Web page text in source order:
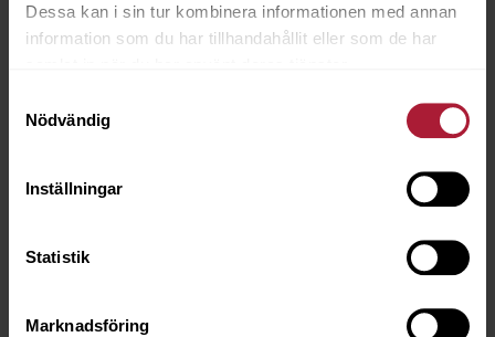
Dessa kan i sin tur kombinera informationen med annan
information som du har tillhandahållit eller som de har
Nödvändig
Inställningar
Statistik
Marknadsföring